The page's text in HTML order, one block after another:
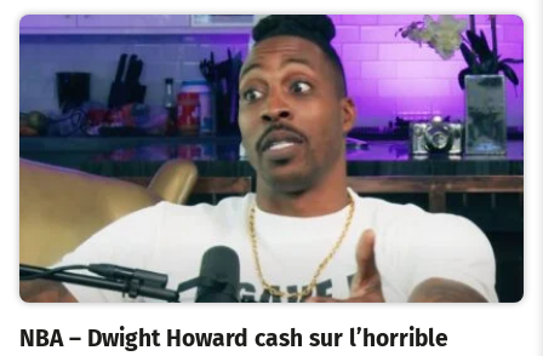
NBA – Dwight Howard cash sur l’horrible